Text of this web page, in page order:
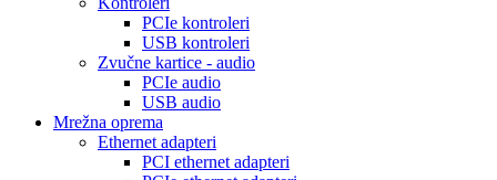
PCIe kontroleri
USB kontroleri
Zvučne kartice - audio
PCIe audio
USB audio
Mrežna oprema
Ethernet adapteri
PCI ethernet adapteri